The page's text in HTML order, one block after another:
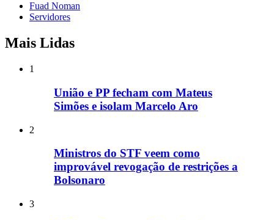
Fuad Noman
Servidores
Mais Lidas
1
União e PP fecham com Mateus
Simões e isolam Marcelo Aro
2
Ministros do STF veem como
improvável revogação de restrições a
Bolsonaro
3